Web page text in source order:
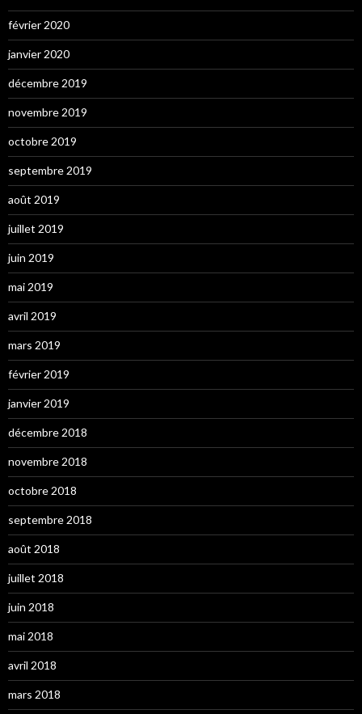
février 2020
janvier 2020
décembre 2019
novembre 2019
octobre 2019
septembre 2019
août 2019
juillet 2019
juin 2019
mai 2019
avril 2019
mars 2019
février 2019
janvier 2019
décembre 2018
novembre 2018
octobre 2018
septembre 2018
août 2018
juillet 2018
juin 2018
mai 2018
avril 2018
mars 2018